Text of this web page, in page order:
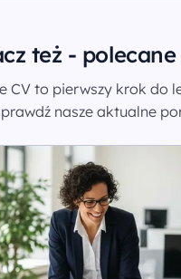
też -
CV to pierwszy krok do
nasze aktualne